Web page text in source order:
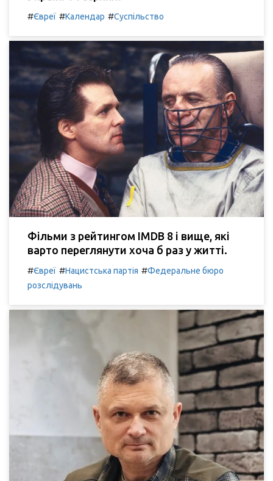
#Євреї #Календар #Суспільство
Фільми з рейтингом IMDB 8 і вище, які
варто переглянути хоча б раз у житті.
#Євреї #Нацистська партія #Федеральне бюро
розслідувань